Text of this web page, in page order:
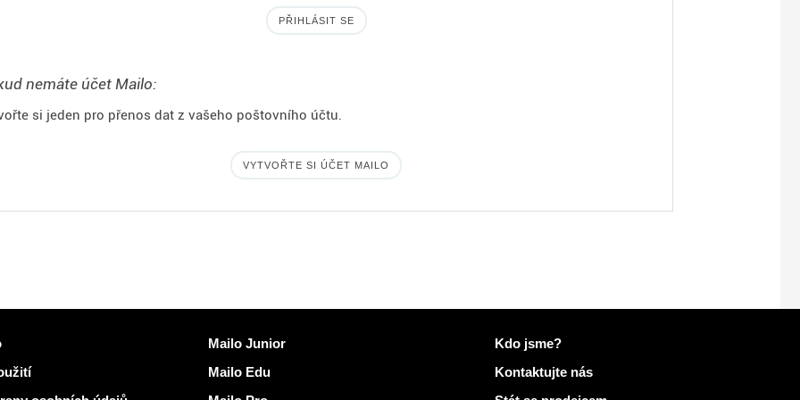
PŘIHLÁSIT SE
nemáte účet Mailo:
si jeden pro přenos dat z vašeho poštovního účtu.
VYTVOŘTE SI ÚČET MAILO
Objevit Mailo
Mailo Junior
Mailo Edu
Další informace na Mailo
Kdo jsme?
Kontaktujte nás